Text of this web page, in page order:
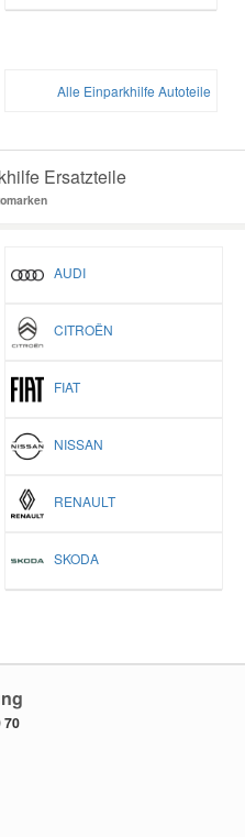
Alle Einparkhilfe Autoteile
Ersatzteile
AUDI
CITROËN
FIAT
NISSAN
RENAULT
SKODA
70